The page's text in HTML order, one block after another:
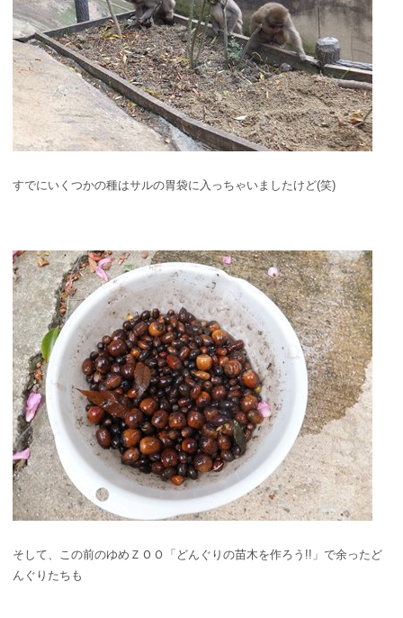
すでにいくつかの種はサルの胃袋に入っちゃいましたけど(笑)
そして、この前のゆめＺＯＯ「どんぐりの苗木を作ろう!!」で余ったど
んぐりたちも